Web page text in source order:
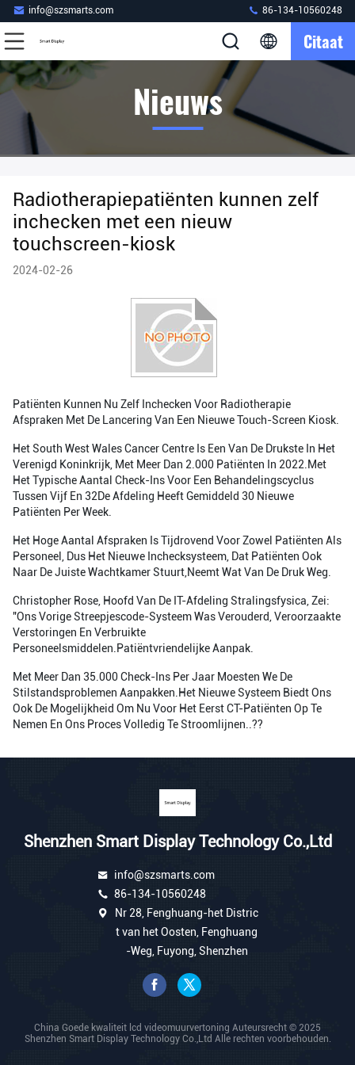
info@szsmarts.com 86-134-10560248
Citaat
Nieuws
Radiotherapiepatiënten kunnen zelf
inchecken met een nieuw
touchscreen-kiosk
2024-02-26
Patiënten Kunnen Nu Zelf Inchecken Voor Radiotherapie
Afspraken Met De Lancering Van Een Nieuwe Touch-Screen Kiosk.
Het South West Wales Cancer Centre Is Een Van De Drukste In Het
Verenigd Koninkrijk, Met Meer Dan 2.000 Patiënten In 2022.met
Het Typische Aantal Check-Ins Voor Een Behandelingscyclus
Tussen Vijf En 32De Afdeling Heeft Gemiddeld 30 Nieuwe
Patiënten Per Week.
Het Hoge Aantal Afspraken Is Tijdrovend Voor Zowel Patiënten Als
Personeel, Dus Het Nieuwe Inchecksysteem, Dat Patiënten Ook
Naar De Juiste Wachtkamer Stuurt,neemt Wat Van De Druk Weg.
Christopher Rose, Hoofd Van De IT-Afdeling Stralingsfysica, Zei:
"Ons Vorige Streepjescode-Systeem Was Verouderd, Veroorzaakte
Verstoringen En Verbruikte
Personeelsmiddelen.patiëntvriendelijke Aanpak.
Met Meer Dan 35.000 Check-Ins Per Jaar Moesten We De
Stilstandsproblemen Aanpakken.Het Nieuwe Systeem Biedt Ons
Ook De Mogelijkheid Om Nu Voor Het Eerst CT-Patiënten Op Te
Nemen En Ons Proces Volledig Te Stroomlijnen..??
Shenzhen Smart Display Technology Co.,Ltd
info@szsmarts.com
86-134-10560248
Nr 28, Fenghuang-het Distric
t van het Oosten, Fenghuang
-Weg, Fuyong, Shenzhen
China Goede kwaliteit lcd videomuurvertoning Auteursrecht © 2025
Shenzhen Smart Display Technology Co.,Ltd Alle rechten voorbehouden.